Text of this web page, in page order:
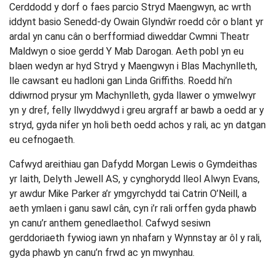
Cerddodd y dorf o faes parcio Stryd Maengwyn, ac wrth
iddynt basio Senedd-dy Owain Glyndŵr roedd côr o blant yr
ardal yn canu cân o berfformiad diweddar Cwmni Theatr
Maldwyn o sioe gerdd Y Mab Darogan. Aeth pobl yn eu
blaen wedyn ar hyd Stryd y Maengwyn i Blas Machynlleth,
lle cawsant eu hadloni gan Linda Griffiths. Roedd hi’n
ddiwrnod prysur ym Machynlleth, gyda llawer o ymwelwyr
yn y dref, felly llwyddwyd i greu argraff ar bawb a oedd ar y
stryd, gyda nifer yn holi beth oedd achos y rali, ac yn datgan
eu cefnogaeth.
Cafwyd areithiau gan Dafydd Morgan Lewis o Gymdeithas
yr Iaith, Delyth Jewell AS, y cynghorydd lleol Alwyn Evans,
yr awdur Mike Parker a’r ymgyrchydd tai Catrin O’Neill, a
aeth ymlaen i ganu sawl cân, cyn i’r rali orffen gyda phawb
yn canu’r anthem genedlaethol. Cafwyd sesiwn
gerddoriaeth fywiog iawn yn nhafarn y Wynnstay ar ôl y rali,
gyda phawb yn canu’n frwd ac yn mwynhau.